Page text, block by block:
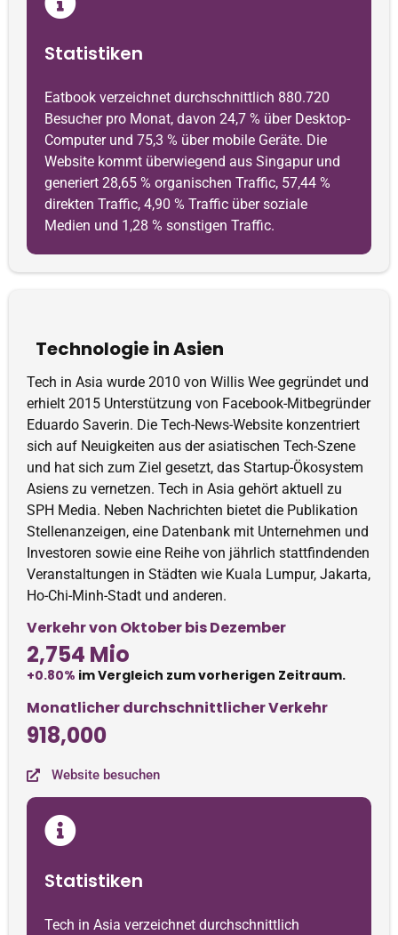
Statistiken
Eatbook verzeichnet durchschnittlich 880.720
Besucher pro Monat, davon 24,7 % über Desktop-
Computer und 75,3 % über mobile Geräte. Die
Website kommt überwiegend aus Singapur und
generiert 28,65 % organischen Traffic, 57,44 %
direkten Traffic, 4,90 % Traffic über soziale
Medien und 1,28 % sonstigen Traffic.
Technologie in Asien
Tech in Asia wurde 2010 von Willis Wee gegründet und
erhielt 2015 Unterstützung von Facebook-Mitbegründer
Eduardo Saverin. Die Tech-News-Website konzentriert
sich auf Neuigkeiten aus der asiatischen Tech-Szene
und hat sich zum Ziel gesetzt, das Startup-Ökosystem
Asiens zu vernetzen. Tech in Asia gehört aktuell zu
SPH Media. Neben Nachrichten bietet die Publikation
Stellenanzeigen, eine Datenbank mit Unternehmen und
Investoren sowie eine Reihe von jährlich stattfindenden
Veranstaltungen in Städten wie Kuala Lumpur, Jakarta,
Ho-Chi-Minh-Stadt und anderen.
Verkehr von Oktober bis Dezember
2,754 Mio
+0.80% im Vergleich zum vorherigen Zeitraum.
Monatlicher durchschnittlicher Verkehr
918,000
Website besuchen
Statistiken
Tech in Asia verzeichnet durchschnittlich